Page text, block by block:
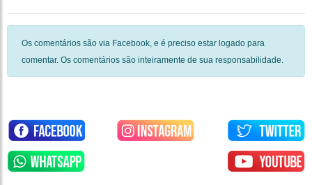
Os comentários são via Facebook, e é preciso estar logado para
comentar. Os comentários são inteiramente de sua responsabilidade.